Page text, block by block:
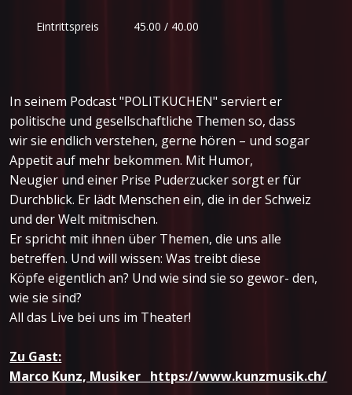
Eintrittspreis 45.00 / 40.00
In seinem Podcast "POLITKUCHEN" serviert er
politische und gesellschaftliche Themen so, dass
wir sie endlich verstehen, gerne hören – und sogar
Appetit auf mehr bekommen. Mit Humor,
Neugier und einer Prise Puderzucker sorgt er für
Durchblick. Er lädt Menschen ein, die in der Schweiz
und der Welt mitmischen.
Er spricht mit ihnen über Themen, die uns alle
betreffen. Und will wissen: Was treibt diese
Köpfe eigentlich an? Und wie sind sie so gewor- den,
wie sie sind?
All das Live bei uns im Theater!
Zu Gast:
Marco Kunz, Musiker https://www.kunzmusik.ch/